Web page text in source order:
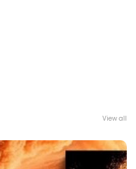
View all